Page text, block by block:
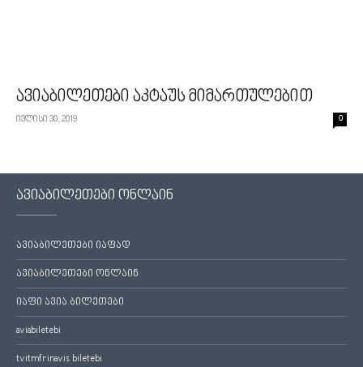
ავიაბილეთები აკტაუს მიმართულებით
ივლისი 30, 2019 0
ავიაბილეთები ონლაინ
ავიაბილეთები იაფად
ავიაბილეთები ონლაინ
იაფი ავია ბილეთები
aviabiletebi
tvitmfrinavis biletebi